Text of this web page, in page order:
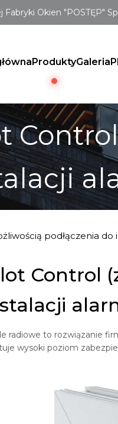
Okien "POSTĘP"
ProduktyGaleria
podłączenia do
Control
radiowe to rozwiązanie
wysoki poziom